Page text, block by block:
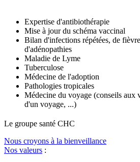
Expertise d'antibiothérapie
Mise à jour du schéma vaccinal
Bilan d'infections répétées, de
d'adénopathies
Maladie de Lyme
Tuberculose
Médecine de l'adoption
Pathologies tropicales
Médecine du voyage (conseils aux
d'un voyage, ...)
Le groupe santé CHC
Nous croyons à la bienveillance
Nos valeurs :